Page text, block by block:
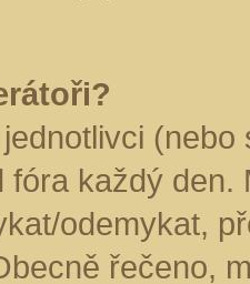
fóra každý
odemykat,
řečeno,